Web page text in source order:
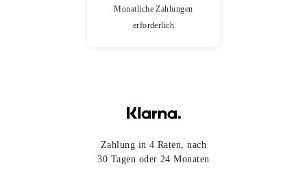
Monatliche Zahlungen
erforderlich
Zahlung in 4 Raten, nach
30 Tagen oder 24 Monaten